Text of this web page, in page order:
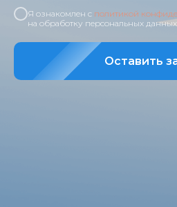
Я ознакомлен с политикой
на обработку персональных данных
Оставить